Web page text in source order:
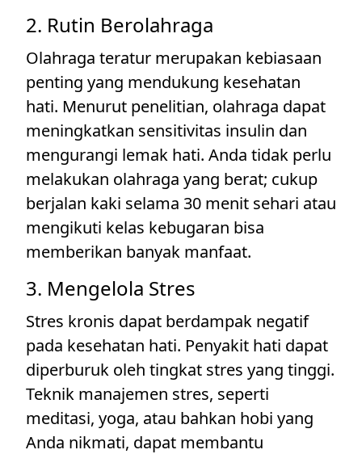
2. Rutin Berolahraga
Olahraga teratur merupakan kebiasaan
penting yang mendukung kesehatan
hati. Menurut penelitian, olahraga dapat
meningkatkan sensitivitas insulin dan
mengurangi lemak hati. Anda tidak perlu
melakukan olahraga yang berat; cukup
berjalan kaki selama 30 menit sehari atau
mengikuti kelas kebugaran bisa
memberikan banyak manfaat.
3. Mengelola Stres
Stres kronis dapat berdampak negatif
pada kesehatan hati. Penyakit hati dapat
diperburuk oleh tingkat stres yang tinggi.
Teknik manajemen stres, seperti
meditasi, yoga, atau bahkan hobi yang
Anda nikmati, dapat membantu